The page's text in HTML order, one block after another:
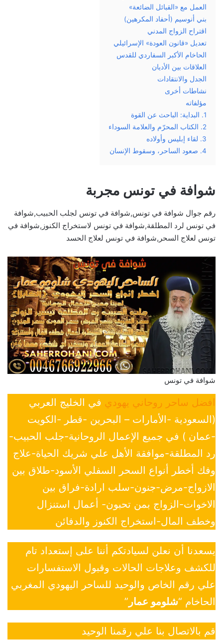
العمل مع «القبائل الضائعة»
بني أنوسيم (أحفاد المكرهين)
اقتراح الزواج المدني
تعديل «قانون العودة» الإسرائيلي
الحاخام الأكبر السفاردي للقدس
العلاقات بين الأديان
الجدل والانتقادات
نشاطات أخرى
مؤلفاته
1. البداية: الباحث عن القوة
2. الكتاب المحرّم والعلامة السوداء
3. لقاء إبليس وأولاده
4. صعود الساحر، وسقوط الإنسان
شوافة في تونس مجربة
رقم جوال شوافة في تونس,شوافة في تونس لجلب الحبيب,شوافة
في تونس لرد المطلقة,شوافة في تونس لاستخراج الكنوز,شوافة في
تونس لعلاج السحر,شوافة في تونس لعلاج الحسد
شوافة في تونس
افضل ساحر روحاني يهودي في الخليج العربي
(السعودية -الأمارات – البحرين -قطر -الكويت
-عمان ) في جميع الإعمال الروحانية-جلب الحبيب-
رد المطلقة-موافقة الأهل علي شريك الحياة-علاج
وفك أخطر أنواع السحر السفلي الأسود-طلاق بين
الازواج-مرض-جنون-سلب ارادة-فراق بين
الاخوات-الزواج بمن تحبون- أعمال استنزال
وخطف المال-استخراج الكنوز والدفائن
يسعدنا أن نعلن لسيادتكم أننا على إستعداد تام
للكشف وعلاجات الحالات وقبول الاستفسارات
علي رقم الخاص والوحيد للساحر اليهودي المغربي
الحاخام “شلومو عمار ”
قم بالاتصال بنا علي رقمنا الوحيد